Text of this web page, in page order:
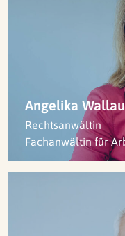
Angelika
Rechtsanwältin
Fachanwältin für